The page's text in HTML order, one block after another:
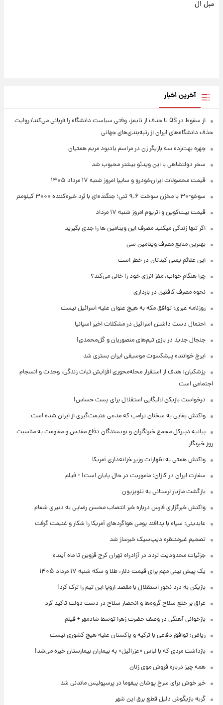
مبل ال
آخرین اخبار
از سقوط در QS تا حذف از تایمز، وقتی سیاست دانشگاه را قربانی می‌کند/ روایت
حذف دانشگاه‌های ایران از رتبه‌بندی‌های جهانی
چهره بهت‌زده سه بازیگر زن در مراسم یادبود مریم همتیان
سحر دولتشاهی با این ویدئو بیشتر محبوب شد
قیمت محصولات ایران‌خودرو و سایپا امروز شنبه ۱۷ مرداد ۱۴۰۵
سوخو-۳۰ با مخزن سوخت ۹.۶ تنی؛ جنگنده‌ای با بُرد خیره‌کننده ۳۰۰۰ کیلومتر
قیمت بیت‌کوین و اتریوم امروز شنبه ۱۷ مرداد
اگر تنها زندگی میکنید مصرف این ویتامین ها را جدی بگیرید
بهترین منابع مصرف ویتامین سی
این علائم یعنی کبدتان در خطر است
چرا هنگام خواب، مغز انرژی خود را خالی می‌کند؟
نحوه مصرف کافئین در بارداری
روزنامه عبری: توافق مکه به هیچ عنوان علیه اسرائیل نیست
احتمال دست داشتن اسرائیل در مشکلات اخیر اسپانیا
جنجال جدید در بازی تیم‌های منصوریان و گل‌محمدی!
ایرج خواننده پیشکسوت موسیقی ایران بستری شد
پزشکیان: هدف از استقرار محله‌محوری افزایش ثبات زندگی، وحدت و انسجام
اجتماعی است
درخواست بازیکن لالیگایی استقلال برای پست حساس!
واکنش بقایی به سخنان ترامپ که مدعی غنیمت‌گیری از ایران شده است
بیانیه دبیرکل مجمع خبرنگاران و نویسندگان دفاع مقدس و مقاومت به مناسبت
روز خبرنگار
واکنش همتی به اظهارات وزیر خزانه‌داری آمریکا
سفارت ایران در کازان: ماموریت در حال پایان است! + فیلم
بازگشت مازیار لرستانی به تلویزیون
واکنش خبرگزاری فارس درباره خبر انتصاب محسن رضایی به دبیری شعام
عابدینی: سپاه با پدافند بومی هواگردهای آمریکا را شکار و غنیمت گرفت
تصمیم غیرمنتظره دیپ‌سیک خبرساز شد
جزئیات محدودیت تردد در آزادراه تهران کرج قزوین تا ماه آینده
یک پیش ‌بینی مهم برای قیمت دلار، طلا و سکه شنبه ۱۷ مرداد ۱۴۰۵
بازیکن به درد نخور استقلال با مقصد اروپا این تیم را ترک کرد!
عراق بر خلع سلاح گروه‌ها و انحصار سلاح در دست دولت تاکید کرد
بازخوانی آهنگی در وصف حضرت زهرا توسط شادمهر + فیلم
ریاض: توافق دفاعی با ترکیه و پاکستان علیه هیچ کشوری نیست
بازداشت مردی که با لباس «عزرائیل» به بیماران بیمارستان خیره می‌شد!
همه چیز درباره فروش موی زنان
خبر خوش برای سرخ پوشان بیفوما در پرسپولیس ماندنی شد
گربه بازیگوش دلیل قطع برق این شهر